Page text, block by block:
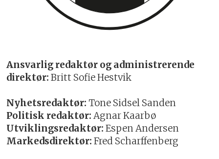
Ansvarlig redaktør og administrerende
direktør: Britt Sofie Hestvik
Nyhetsredaktør: Tone Sidsel Sanden
Politisk redaktør: Agnar Kaarbø
Utviklingsredaktør: Espen Andersen
Markedsdirektør: Fred Scharffenberg